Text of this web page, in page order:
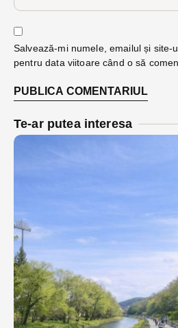
Salvează-mi numele, emailul și site-
pentru data viitoare când o să
Te-ar putea interesa